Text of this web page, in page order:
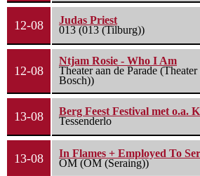
12-08
Judas Priest
013 (013 (Tilburg))
12-08
Ntjam Rosie - Who I Am
Theater aan de Parade
Bosch))
13-08
Berg Feest Festival met o.a.
Tessenderlo
13-08
In Flames + Employed To
OM (OM (Seraing))